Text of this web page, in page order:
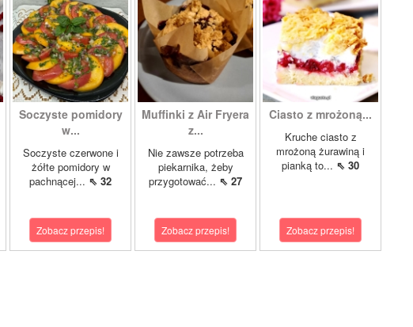
Soczyste pomidory
w...
Soczyste czerwone i
żółte pomidory w
pachnącej... ⇖ 32
Zobacz przepis!
Muffinki z Air Fryera
z...
Nie zawsze potrzeba
piekarnika, żeby
przygotować... ⇖ 27
Zobacz przepis!
Ciasto z mrożoną...
Kruche ciasto z
mrożoną żurawiną i
pianką to... ⇖ 30
Zobacz przepis!